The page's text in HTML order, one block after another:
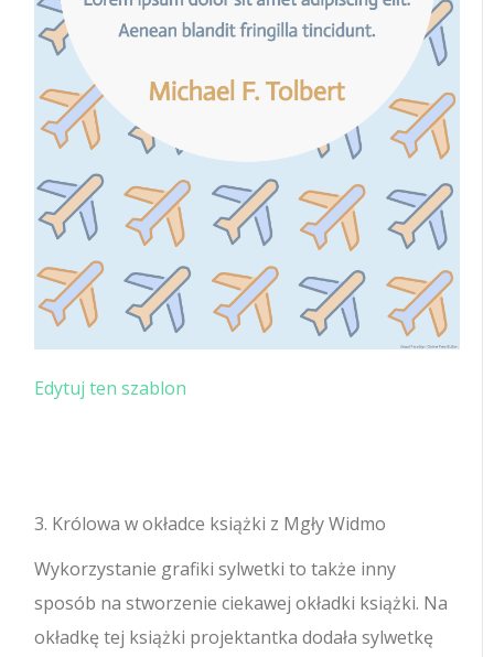
Edytuj ten szablon
3. Królowa w okładce książki z Mgły Widmo
Wykorzystanie grafiki sylwetki to także inny
sposób na stworzenie ciekawej okładki książki. Na
okładkę tej książki projektantka dodała sylwetkę